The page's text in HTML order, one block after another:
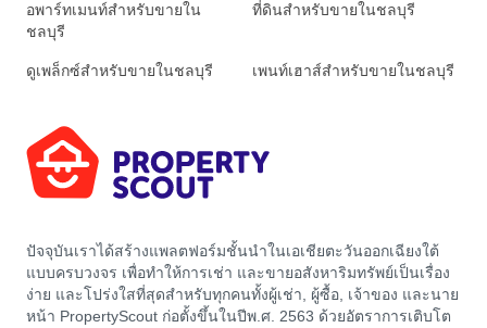
อพาร์ทเมนท์สำหรับขายใน
ชลบุรี
ที่ดินสำหรับขายในชลบุรี
ดูเพล็กซ์สำหรับขายในชลบุรี เพนท์เฮาส์สำหรับขายในชลบุรี
ปัจจุบันเราได้สร้างแพลตฟอร์มชั้นนำในเอเชียตะวันออกเฉียงใต้
แบบครบวงจร เพื่อทำให้การเช่า และขายอสังหาริมทรัพย์เป็นเรื่อง
ง่าย และโปร่งใสที่สุดสำหรับทุกคนทั้งผู้เช่า, ผู้ซื้อ, เจ้าของ และนาย
หน้า PropertyScout ก่อตั้งขึ้นในปีพ.ศ. 2563 ด้วยอัตราการเติบโต